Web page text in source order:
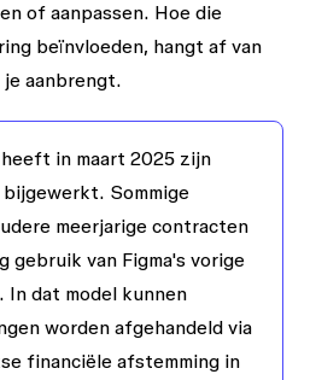
of aanpassen. Hoe die
beïnvloeden, hangt af van
aanbrengt.
heeft in maart 2025 zijn
Sommige
meerjarige contracten
gebruik van Figma's vorige
dat model kunnen
worden afgehandeld via
financiële afstemming in